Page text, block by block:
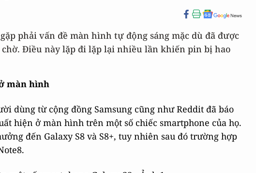
phải vấn đề màn hình tự động sáng mặc dù đã được
Điều này lặp đi lặp lại nhiều lần khiến pin bị hao
màn hình
dùng từ cộng đồng Samsung cũng như Reddit đã báo
hiện ở màn hình trên một số chiếc smartphone của họ.
đến Galaxy S8 và S8+, tuy nhiên sau đó trường hợp